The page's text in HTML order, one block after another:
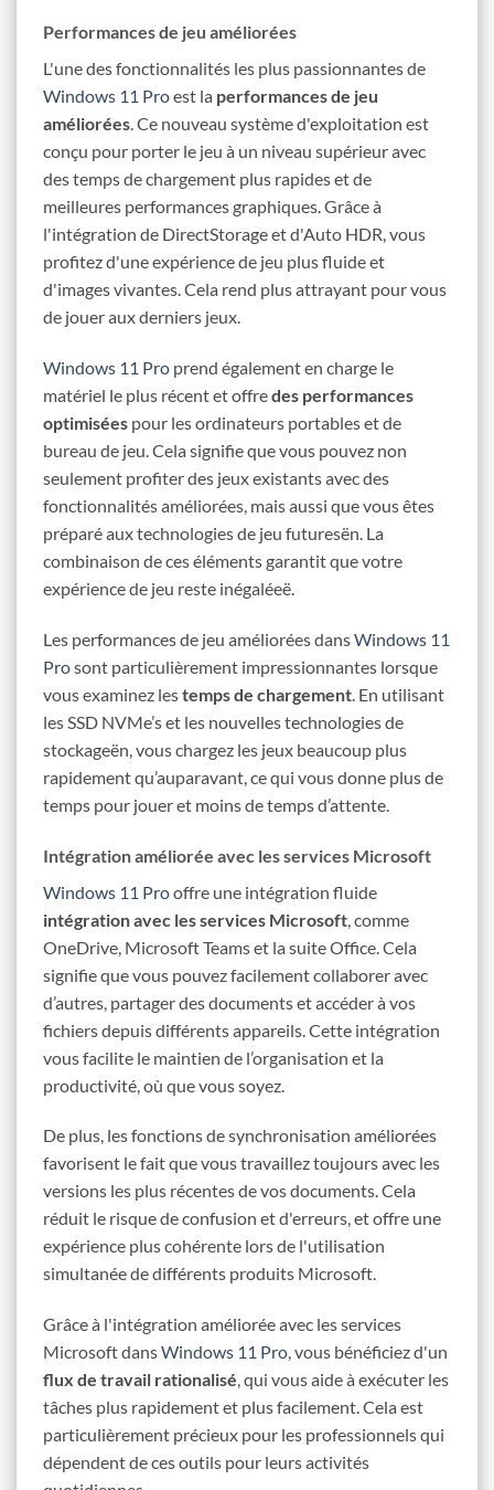
Performances de jeu améliorées
L'une des fonctionnalités les plus passionnantes de
Windows 11 Proest la performances de jeu
améliorées. Ce nouveau système d'exploitation est
conçu pour porter le jeu à un niveau supérieur avec
des temps de chargement plus rapides et de
meilleures performances graphiques. Grâce à
l'intégration de DirectStorage et d'Auto HDR, vous
profitez d'une expérience de jeu plus fluide et
d'images vivantes. Cela rend plus attrayant pour vous
de jouer aux derniers jeux.
Windows 11 Pro prend également en charge le
matériel le plus récent et offredes performances
optimisées pour les ordinateurs portables et de
bureau de jeu. Cela signifie que vous pouvez non
seulement profiter des jeux existants avec des
fonctionnalités améliorées, mais aussi que vous êtes
préparé aux technologies de jeu futuresën. La
combinaison de ces éléments garantit que votre
expérience de jeu reste inégaléeë.
Les performances de jeu améliorées dansWindows 11
Prosont particulièrement impressionnantes lorsque
vous examinez lestemps de chargement. En utilisant
les SSD NVMe’s et les nouvelles technologies de
stockageën, vous chargez les jeux beaucoup plus
rapidement qu’auparavant, ce qui vous donne plus de
temps pour jouer et moins de temps d’attente.
Intégration améliorée avec les services Microsoft
Windows 11 Prooffre une intégration fluide
intégration avec les services Microsoft , comme
OneDrive, Microsoft Teams et la suite Office. Cela
signifie que vous pouvez facilement collaborer avec
d’autres, partager des documents et accéder à vos
fichiers depuis différents appareils. Cette intégration
vous facilite le maintien de l’organisation et la
productivité, où que vous soyez.
De plus, les fonctions de synchronisation améliorées
favorisent le fait que vous travaillez toujours avec les
versions les plus récentes de vos documents. Cela
réduit le risque de confusion et d'erreurs, et offre une
expérience plus cohérente lors de l'utilisation
simultanée de différents produits Microsoft.
Grâce à l'intégration améliorée avec les services
Microsoft dansWindows 11 Pro, vous bénéficiez d'un
flux de travail rationalisé, qui vous aide à exécuter les
tâches plus rapidement et plus facilement. Cela est
particulièrement précieux pour les professionnels qui
dépendent de ces outils pour leurs activités